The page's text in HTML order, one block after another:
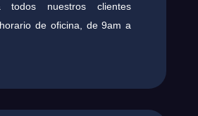
todos nuestros clientes
de oficina, de 9am a